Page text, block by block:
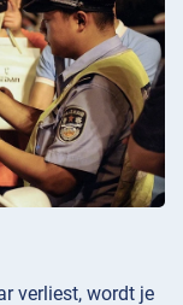
verliest, wordt je